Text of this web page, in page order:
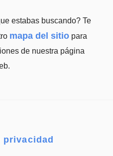
estabas buscando? Te
mapa del sitio para
de nuestra página
privacidad